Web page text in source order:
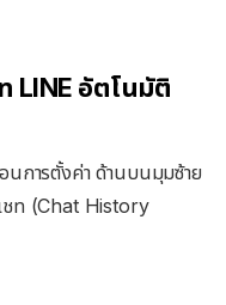
LINE อัตโนมัติ
นการตั้งค่า ด้านบนมุมซ้าย
ชท (Chat History